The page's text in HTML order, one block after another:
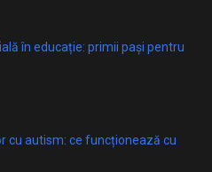
în educație: primii pași pentru
cu autism: ce funcționează cu